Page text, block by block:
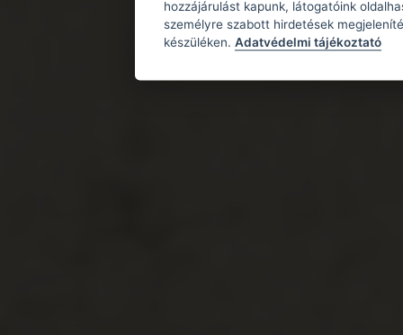
hozzájárulást kapunk, látogatóink
személyre szabott hirdetések
készüléken. Adatvédelmi tájékoztató